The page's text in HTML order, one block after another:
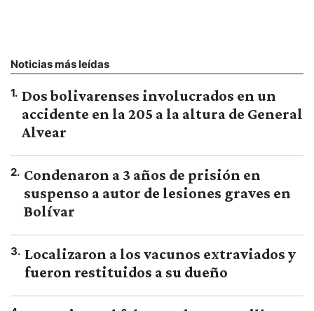
Noticias más leídas
1. Dos bolivarenses involucrados en un
accidente en la 205 a la altura de General
Alvear
2. Condenaron a 3 años de prisión en
suspenso a autor de lesiones graves en
Bolívar
3. Localizaron a los vacunos extraviados y
fueron restituidos a su dueño